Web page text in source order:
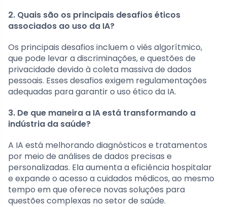
2. Quais são os principais desafios éticos
associados ao uso da IA?
Os principais desafios incluem o viés algorítmico,
que pode levar a discriminações, e questões de
privacidade devido à coleta massiva de dados
pessoais. Esses desafios exigem regulamentações
adequadas para garantir o uso ético da IA.
3. De que maneira a IA está transformando a
indústria da saúde?
A IA está melhorando diagnósticos e tratamentos
por meio de análises de dados precisas e
personalizadas. Ela aumenta a eficiência hospitalar
e expande o acesso a cuidados médicos, ao mesmo
tempo em que oferece novas soluções para
questões complexas no setor de saúde.